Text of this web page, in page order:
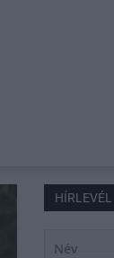
HÍRLEVÉL
Név